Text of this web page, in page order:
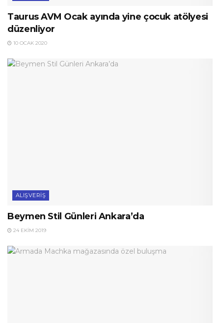
Taurus AVM Ocak ayında yine çocuk atölyesi
düzenliyor
10 OCAK 2020
ALIŞVERIŞ
Beymen Stil Günleri Ankara’da
24 EKIM 2019